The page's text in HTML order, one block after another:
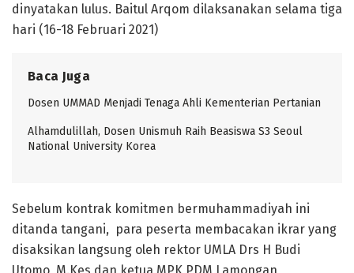
dinyatakan lulus. Baitul Arqom dilaksanakan selama tiga
hari (16-18 Februari 2021)
Baca Juga
Dosen UMMAD Menjadi Tenaga Ahli Kementerian Pertanian
Alhamdulillah, Dosen Unismuh Raih Beasiswa S3 Seoul
National University Korea
Sebelum kontrak komitmen bermuhammadiyah ini
ditanda tangani, para peserta membacakan ikrar yang
disaksikan langsung oleh rektor UMLA Drs H Budi